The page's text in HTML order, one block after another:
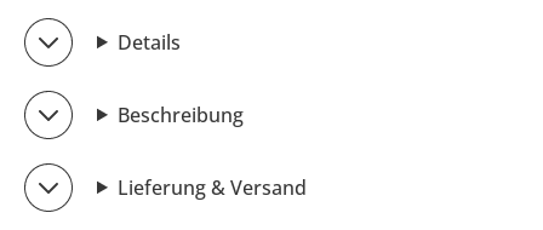
Details
Beschreibung
Lieferung & Versand